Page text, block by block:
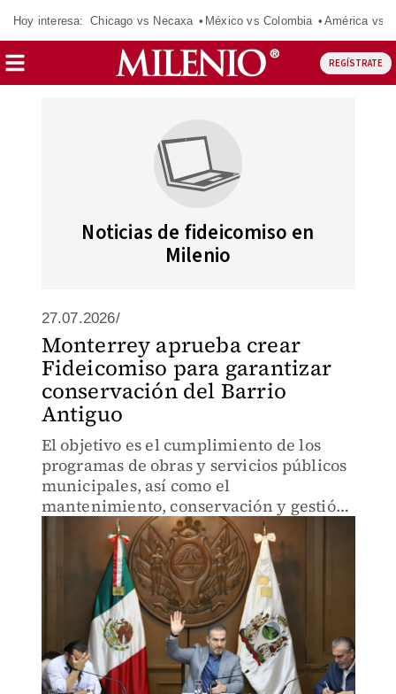
Hoy interesa: Chicago vs Necaxa México vs Colombia América vs
REGÍSTRATE
Noticias de fideicomiso en
Milenio
27.07.2026/
Monterrey aprueba crear
Fideicomiso para garantizar
conservación del Barrio
Antiguo
El objetivo es el cumplimiento de los
programas de obras y servicios públicos
municipales, así como el
mantenimiento, conservación y gestión
integral de la zona.